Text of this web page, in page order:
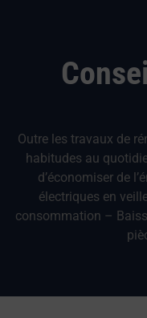
Outre les travaux de
habitudes au
d’économiser de
électriques en
consommation –